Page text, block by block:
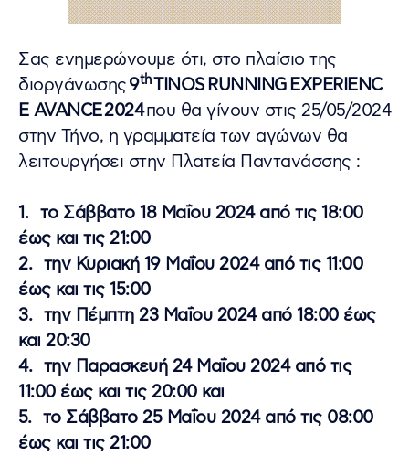
Σας ενημερώνουμε ότι, στο πλαίσιο της
διοργάνωσης9thTINOS RUNNING EXPERIENC
E AVANCE 2024που θα γίνουν στις 25/05/2024
στην Τήνο, η γραμματεία των αγώνων θα
λειτουργήσει στην Πλατεία Παντανάσσης :
1. το Σάββατο 18 Μαΐου 2024 από τις 18:00
έως και τις 21:00
2. την Κυριακή 19 Μαΐου 2024 από τις 11:00
έως και τις 15:00
3. την Πέμπτη 23 Μαΐου 2024 από 18:00 έως
και 20:30
4. την Παρασκευή 24 Μαΐου 2024 από τις
11:00 έως και τις 20:00 και
5. το Σάββατο 25 Μαΐου 2024 από τις 08:00
έως και τις 21:00